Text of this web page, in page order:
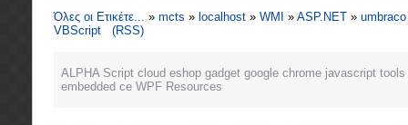
Όλες οι Ετικέτε... » mcts » localhost » WMI » ASP.NET » umbraco
VBScript
(RSS)
ALPHA Script cloud eshop gadget google chrome javascript tools
embedded ce WPF Resources